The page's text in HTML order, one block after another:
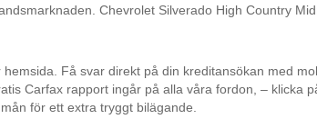
Chevrolet Silverado High Country
Få svar direkt på din kreditansökan med
Carfax rapport ingår på alla våra fordon, – klicka
för ett extra tryggt bilägande.